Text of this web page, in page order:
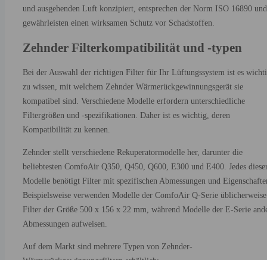
und ausgehenden Luft konzipiert, entsprechen der Norm ISO 16890 und
gewährleisten einen wirksamen Schutz vor Schadstoffen.
Zehnder Filterkompatibilität und -typen
Bei der Auswahl der richtigen Filter für Ihr Lüftungssystem ist es
zu wissen, mit welchem Zehnder Wärmerückgewinnungsgerät sie
kompatibel sind. Verschiedene Modelle erfordern unterschiedliche
Filtergrößen und -spezifikationen. Daher ist es wichtig, deren
Kompatibilität zu kennen.
Zehnder stellt verschiedene Rekuperatormodelle her, darunter die
beliebtesten ComfoAir Q350, Q450, Q600, E300 und E400. Jedes
Modelle benötigt Filter mit spezifischen Abmessungen und
Beispielsweise verwenden Modelle der ComfoAir Q-Serie üblicherweise
Filter der Größe 500 x 156 x 22 mm, während Modelle der E-Serie
Abmessungen aufweisen.
Auf dem Markt sind mehrere Typen von Zehnder-